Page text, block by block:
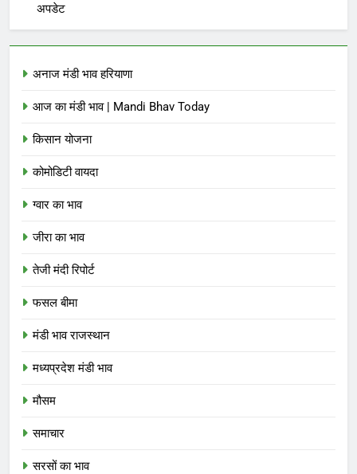
अपडेट
अनाज मंडी भाव हरियाणा
आज का मंडी भाव | Mandi Bhav Today
किसान योजना
कोमोडिटी वायदा
ग्वार का भाव
जीरा का भाव
तेजी मंदी रिपोर्ट
फसल बीमा
मंडी भाव राजस्थान
मध्यप्रदेश मंडी भाव
मौसम
समाचार
सरसों का भाव